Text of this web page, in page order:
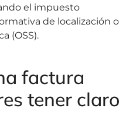
el impuesto
de localización o
(OSS).
factura
tener claro